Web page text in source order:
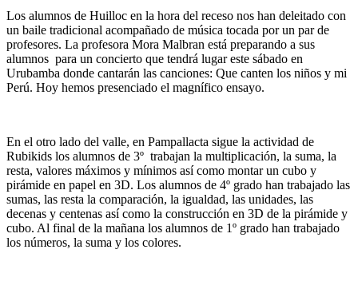
Los alumnos de Huilloc en la hora del receso nos han deleitado con
un baile tradicional acompañado de música tocada por un par de
profesores. La profesora Mora Malbran está preparando a sus
alumnos para un concierto que tendrá lugar este sábado en
Urubamba donde cantarán las canciones: Que canten los niños y mi
Perú. Hoy hemos presenciado el magnífico ensayo.
En el otro lado del valle, en Pampallacta sigue la actividad de
Rubikids los alumnos de 3º trabajan la multiplicación, la suma, la
resta, valores máximos y mínimos así como montar un cubo y
pirámide en papel en 3D. Los alumnos de 4º grado han trabajado las
sumas, las resta la comparación, la igualdad, las unidades, las
decenas y centenas así como la construcción en 3D de la pirámide y
cubo. Al final de la mañana los alumnos de 1º grado han trabajado
los números, la suma y los colores.